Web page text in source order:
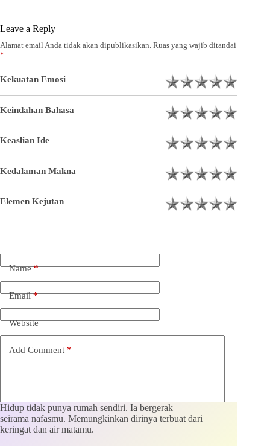
Leave a Reply
Alamat email Anda tidak akan dipublikasikan. Ruas yang wajib ditandai
*
Kekuatan Emosi
Keindahan Bahasa
Keaslian Ide
Kedalaman Makna
Elemen Kejutan
Name*
Email*
Website
Add Comment *
Hidup tidak punya rumah sendiri. Ia bergerak
seirama nafasmu. Memungkinkan dirinya terbuat dari
keringat dan air matamu.